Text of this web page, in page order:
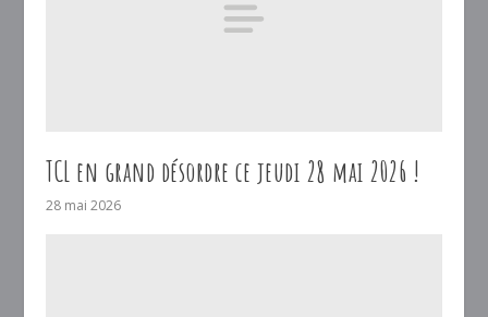
TCL en grand désordre ce jeudi 28 mai 2026 !
28 mai 2026